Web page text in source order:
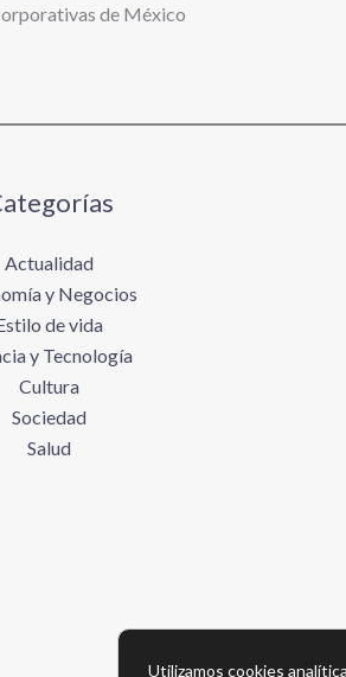
de México
Actualidad
y Negocios
de vida
y Tecnología
Cultura
Sociedad
Salud
Utilizamos cookies